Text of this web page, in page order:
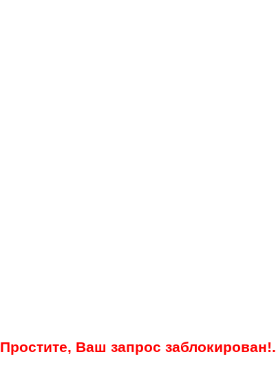
Простите, Ваш запрос заблокирован!.